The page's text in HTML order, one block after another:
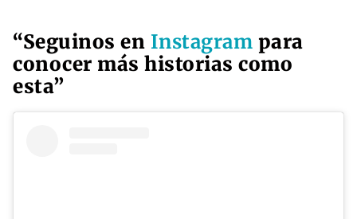
“Seguinos en Instagram para
conocer más historias como
esta”